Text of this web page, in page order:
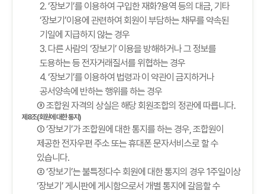
2. ‘장보기’를 이용하여 구입한 재화?용역 등의 대금, 기타
‘장보기’이용에 관련하여 회원이 부담하는 채무를 약속된
기일에 지급하지 않는 경우
3. 다른 사람의 ‘장보기’ 이용을 방해하거나 그 정보를
도용하는 등 전자거래질서를 위협하는 경우
4. ‘장보기’를 이용하여 법령과 이 약관이 금지하거나
공서양속에 반하는 행위를 하는 경우
③ 조합원 자격의 상실은 해당 회원조합의 정관에 따릅니다.
제8조(회원에 대한 통지)
① ‘장보기’가 조합원에 대한 통지를 하는 경우, 조합원이
제공한 전자우편 주소 또는 휴대폰 문자서비스로 할 수
있습니다.
② ‘장보기’는 불특정다수 회원에 대한 통지의 경우 1주일이상
‘장보기’ 게시판에 게시함으로서 개별 통지에 갈음할 수